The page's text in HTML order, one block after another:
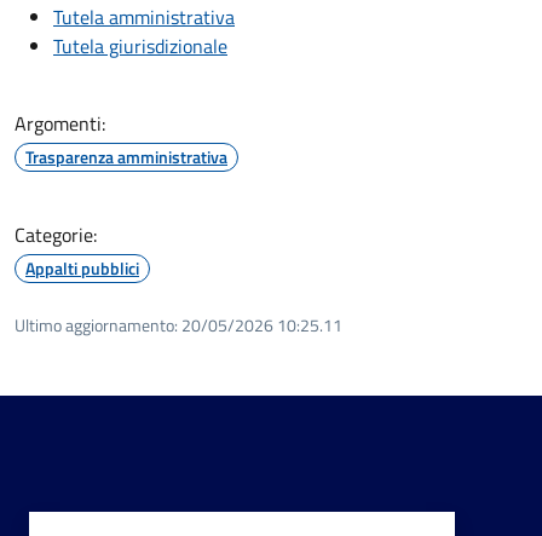
Tutela amministrativa
Tutela giurisdizionale
Argomenti:
Trasparenza amministrativa
Categorie:
Appalti pubblici
Ultimo aggiornamento: 20/05/2026 10:25.11